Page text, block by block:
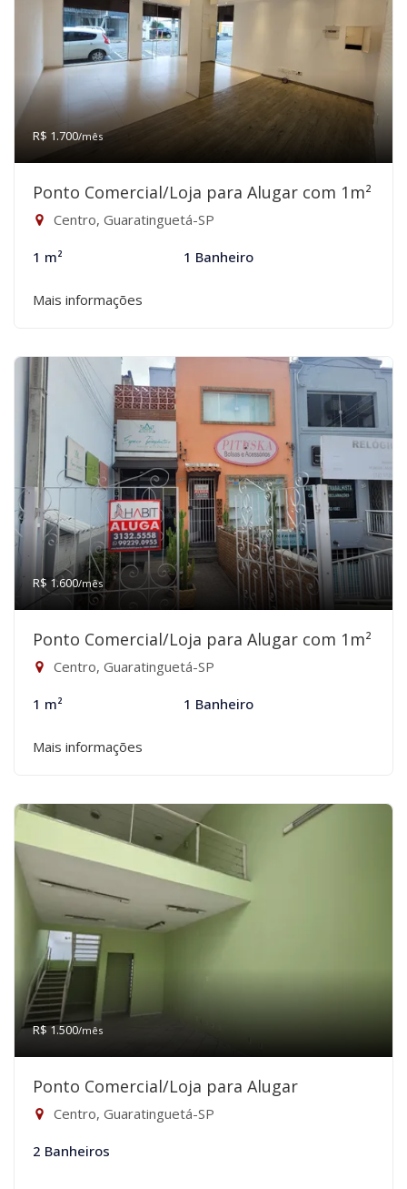
R$ 1.700/mês
Ponto Comercial/Loja para Alugar com 1m²
Centro, Guaratinguetá-SP
1 m² 1 Banheiro
Mais informações
R$ 1.600/mês
Ponto Comercial/Loja para Alugar com 1m²
Centro, Guaratinguetá-SP
1 m² 1 Banheiro
Mais informações
R$ 1.500/mês
Ponto Comercial/Loja para Alugar
Centro, Guaratinguetá-SP
2 Banheiros